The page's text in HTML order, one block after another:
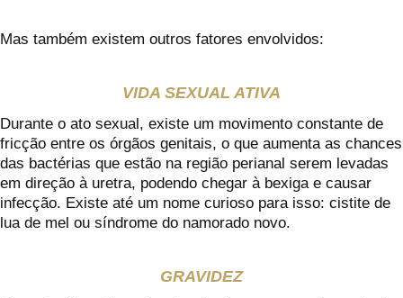
Mas também existem outros fatores envolvidos:
VIDA SEXUAL ATIVA
Durante o ato sexual, existe um movimento constante de
fricção entre os órgãos genitais, o que aumenta as chances
das bactérias que estão na região perianal serem levadas
em direção à uretra, podendo chegar à bexiga e causar
infecção. Existe até um nome curioso para isso: cistite de
lua de mel ou síndrome do namorado novo.
GRAVIDEZ